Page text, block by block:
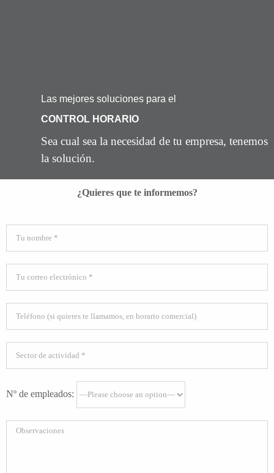
Las mejores soluciones para el
CONTROL HORARIO
Sea cual sea la necesidad de tu empresa, tenemos
la solución.
¿Quieres que te informemos?
Nº de empleados: